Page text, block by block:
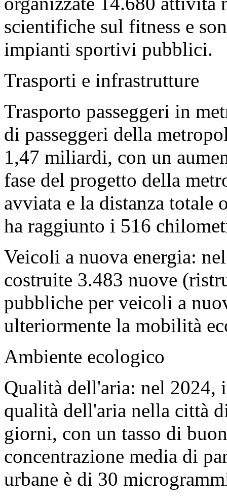
scientifiche sul fitness e
impianti sportivi pubblici.
Trasporti e infrastrutture
Trasporto passeggeri in
di passeggeri della
1,47 miliardi, con un
fase del progetto della
avviata e la distanza totale
ha raggiunto i 516
Veicoli a nuova energia:
costruite 3.483 nuove
pubbliche per veicoli a
ulteriormente la mobilità
Ambiente ecologico
Qualità dell'aria: nel 2024,
qualità dell'aria nella città
giorni, con un tasso di
concentrazione media di
urbane è di 30